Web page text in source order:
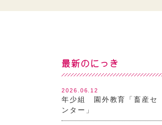
最新のにっき
2026.06.12
年少組 園外教育「畜産セ
ンター」